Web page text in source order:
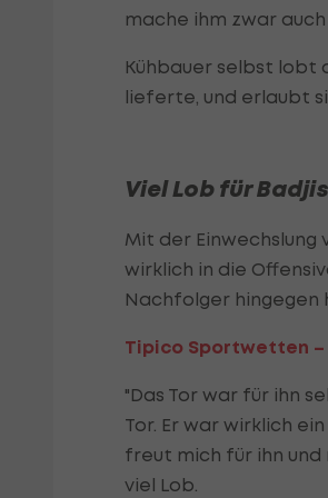
mache ihm zwar
Kühbauer selbst lobt
lieferte, und erlaubt
Viel Lob für
Mit der Einwechslung
wirklich in die
Nachfolger hingegen
Tipico Sportwetten –
"Das Tor war für ihn
Tor. Er war wirklich
freut mich für ihn und
viel Lob.